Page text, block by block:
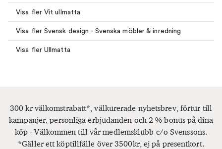
Visa fler Vit ullmatta
Visa fler Svensk design - Svenska möbler & inredning
Visa fler Ullmatta
300 kr välkomstrabatt*, välkurerade nyhetsbrev, förtur till
kampanjer, personliga erbjudanden och 2 % bonus på dina
köp - Välkommen till vår medlemsklubb c/o Svenssons.
*Gäller ett köptillfälle över 3500kr, ej på presentkort.